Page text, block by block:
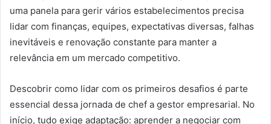
uma panela para gerir vários estabelecimentos precisa
lidar com finanças, equipes, expectativas diversas, falhas
inevitáveis e renovação constante para manter a
relevância em um mercado competitivo.
Descobrir como lidar com os primeiros desafios é parte
essencial dessa jornada de chef a gestor empresarial. No
início, tudo exige adaptação: aprender a negociar com